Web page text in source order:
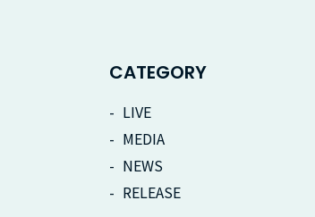
CATEGORY
LIVE
MEDIA
NEWS
RELEASE